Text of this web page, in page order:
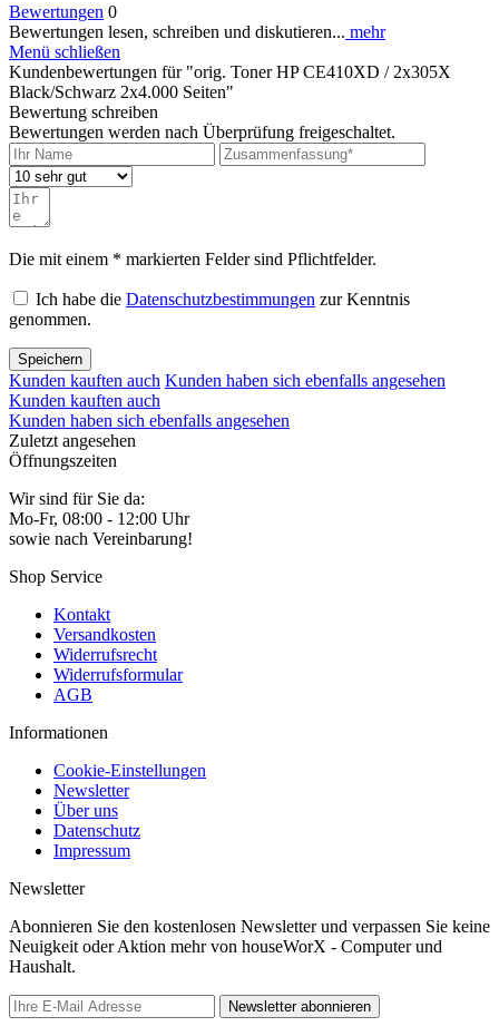
Bewertungen 0
Bewertungen lesen, schreiben und diskutieren... mehr
Menü schließen
Kundenbewertungen für "orig. Toner HP CE410XD / 2x305X
Black/Schwarz 2x4.000 Seiten"
Bewertung schreiben
Bewertungen werden nach Überprüfung freigeschaltet.
Die mit einem * markierten Felder sind Pflichtfelder.
Ich habe die Datenschutzbestimmungen zur Kenntnis
genommen.
Speichern
Kunden kauften auch Kunden haben sich ebenfalls angesehen
Kunden kauften auch
Kunden haben sich ebenfalls angesehen
Zuletzt angesehen
Öffnungszeiten
Wir sind für Sie da:
Mo-Fr, 08:00 - 12:00 Uhr
sowie nach Vereinbarung!
Shop Service
Kontakt
Versandkosten
Widerrufsrecht
Widerrufsformular
AGB
Informationen
Cookie-Einstellungen
Newsletter
Über uns
Datenschutz
Impressum
Newsletter
Abonnieren Sie den kostenlosen Newsletter und verpassen Sie keine
Neuigkeit oder Aktion mehr von houseWorX - Computer und
Haushalt.
Newsletter abonnieren